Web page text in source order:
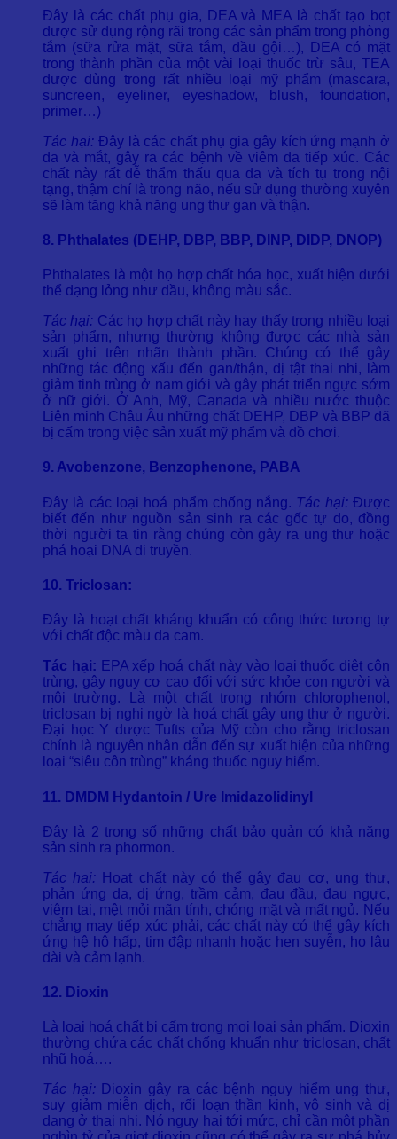
Đây là các chất phụ gia, DEA và MEA là chất tạo bọt
được sử dụng rộng rãi trong các sản phẩm trong phòng
tắm (sữa rửa mặt, sữa tắm, dầu gội…), DEA có mặt
trong thành phần của một vài loại thuốc trừ sâu, TEA
được dùng trong rất nhiều loại mỹ phẩm (mascara,
suncreen, eyeliner, eyeshadow, blush, foundation,
primer…)
Tác hại: Đây là các chất phụ gia gây kích ứng mạnh ở
da và mắt, gây ra các bệnh về viêm da tiếp xúc. Các
chất này rất dễ thẩm thấu qua da và tích tụ trong nội
tạng, thậm chí là trong não, nếu sử dụng thường xuyên
sẽ làm tăng khả năng ung thư gan và thận.
8. Phthalates (DEHP, DBP, BBP, DINP, DIDP, DNOP)
Phthalates là một họ hợp chất hóa học, xuất hiện dưới
thể dạng lỏng như dầu, không màu sắc.
Tác hại: Các họ hợp chất này hay thấy trong nhiều loại
sản phẩm, nhưng thường không được các nhà sản
xuất ghi trên nhãn thành phần. Chúng có thể gây
những tác động xấu đến gan/thận, dị tật thai nhi, làm
giảm tinh trùng ở nam giới và gây phát triển ngực sớm
ở nữ giới. Ở Anh, Mỹ, Canada và nhiều nước thuộc
Liên minh Châu Âu những chất DEHP, DBP và BBP đã
bị cấm trong việc sản xuất mỹ phẩm và đồ chơi.
9. Avobenzone, Benzophenone, PABA
Đây là các loại hoá phẩm chống nắng. Tác hại:Được
biết đến như nguồn sản sinh ra các gốc tự do, đồng
thời người ta tin rằng chúng còn gây ra ung thư hoặc
phá hoại DNA di truyền.
10. Triclosan:
Đây là hoạt chất kháng khuẩn có công thức tương tự
với chất độc màu da cam.
Tác hại: EPA xếp hoá chất này vào loại thuốc diệt côn
trùng, gây nguy cơ cao đối với sức khỏe con người và
môi trường. Là một chất trong nhóm chlorophenol,
triclosan bị nghi ngờ là hoá chất gây ung thư ở người.
Đại học Y dược Tufts của Mỹ còn cho rằng triclosan
chính là nguyên nhân dẫn đến sự xuất hiện của những
loại “siêu côn trùng” kháng thuốc nguy hiểm.
11. DMDM Hydantoin / Ure Imidazolidinyl
Đây là 2 trong số những chất bảo quản có khả năng
sản sinh ra phormon.
Tác hại: Hoạt chất này có thể gây đau cơ, ung thư,
phản ứng da, dị ứng, trầm cảm, đau đầu, đau ngực,
viêm tai, mệt mỏi mãn tính, chóng mặt và mất ngủ. Nếu
chẳng may tiếp xúc phải, các chất này có thể gây kích
ứng hệ hô hấp, tim đập nhanh hoặc hen suyễn, ho lâu
dài và cảm lạnh.
12. Dioxin
Là loại hoá chất bị cấm trong mọi loại sản phẩm. Dioxin
thường chứa các chất chống khuẩn như triclosan, chất
nhũ hoá….
Tác hại:Dioxin gây ra các bệnh nguy hiểm ung thư,
suy giảm miễn dịch, rối loạn thần kinh, vô sinh và dị
dạng ở thai nhi. Nó nguy hại tới mức, chỉ cần một phần